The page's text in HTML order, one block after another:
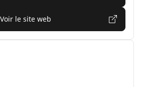
Voir le site web